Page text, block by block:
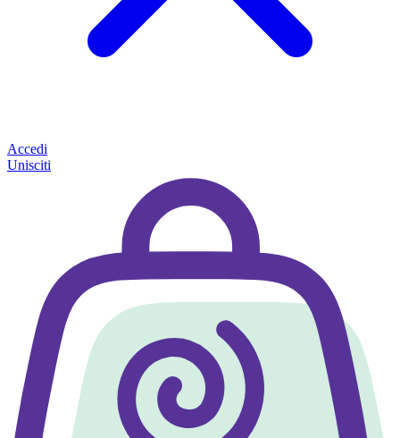
Accedi
Unisciti